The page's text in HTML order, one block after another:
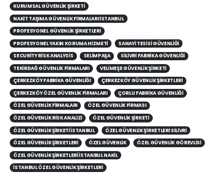
KURUMSAL GÜVENLIK ŞIRKETI
NAKIT TAŞIMA GÜVENLIK FIRMALARI İSTANBUL
PROFESYONEL GÜVENLIK ŞIRKETLERI
PROFESYONEL YAKIN KORUMA HIZMETI
SANAYI TESISI GÜVENLIĞI
SECURITY RISK ANALYSIS
SELIMPAŞA
SILIVRI FABRIKA GÜVENLIĞI
TEKIRDAĞ GÜVENLIK FIRMALARI
VELIMEŞE GÜVENLIK ŞIRKETI
ÇERKEZKÖY FABRIKA GÜVENLIĞI
ÇERKEZKÖY GÜVENLIK ŞIRKETLERI
ÇERKEZKÖY ÖZEL GÜVENLIK FIRMALARI
ÇORLU FABRIKA GÜVENLIĞI
ÖZEL GÜVENLIK FIRMALARI
ÖZEL GÜVENLIK FIRMASI
ÖZEL GÜVENLIK RISK ANALIZI
ÖZEL GÜVENLIK ŞIRKETI
ÖZEL GÜVENLIK ŞIRKETI İSTANBUL
ÖZEL GÜVENLIK ŞIRKETLERI SILIVRI
ÖZEL GÜVENLIK ŞIRKETLERI
ÖZEL GÜVENLIK
ÖZEL GÜVENLIK GÖREVLISI
ÖZEL GÜVENLIK ŞIRKETLERI İSTANBUL NAKIL
İSTANBUL ÖZEL GÜVENLIK ŞIRKETLERI